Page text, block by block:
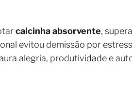
calcinha absorvente,
evitou demissão por
alegria, produtividade e